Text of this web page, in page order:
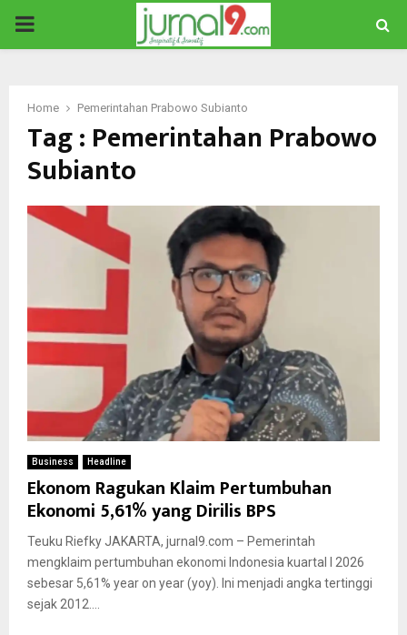
PRIMARY
Home Pemerintahan Prabowo Subianto
Tag : Pemerintahan Prabowo
Subianto
Business Headline
Ekonom Ragukan Klaim Pertumbuhan
Ekonomi 5,61% yang Dirilis BPS
Teuku Riefky JAKARTA, jurnal9.com – Pemerintah
mengklaim pertumbuhan ekonomi Indonesia kuartal I 2026
sebesar 5,61% year on year (yoy). Ini menjadi angka tertinggi
sejak 2012....